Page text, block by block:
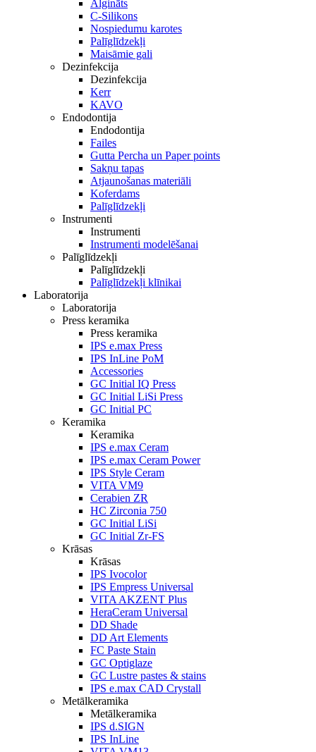
Algināts
C-Silikons
Nospiedumu karotes
Palīglīdzekļi
Maisāmie gali
Dezinfekcija
Dezinfekcija
Kerr
KAVO
Endodontija
Endodontija
Failes
Gutta Percha un Paper points
Sakņu tapas
Atjaunošanas materiāli
Koferdams
Palīglīdzekļi
Instrumenti
Instrumenti
Instrumenti modelēšanai
Palīglīdzekļi
Palīglīdzekļi
Palīglīdzekļi klīnikai
Laboratorija
Laboratorija
Press keramika
Press keramika
IPS e.max Press
IPS InLine PoM
Accessories
GC Initial IQ Press
GC Initial LiSi Press
GC Initial PC
Keramika
Keramika
IPS e.max Ceram
IPS e.max Ceram Power
IPS Style Ceram
VITA VM9
Cerabien ZR
HC Zirconia 750
GC Initial LiSi
GC Initial Zr-FS
Krāsas
Krāsas
IPS Ivocolor
IPS Empress Universal
VITA AKZENT Plus
HeraCeram Universal
DD Shade
DD Art Elements
FC Paste Stain
GC Optiglaze
GC Lustre pastes & stains
IPS e.max CAD Crystall
Metālkeramika
Metālkeramika
IPS d.SIGN
IPS InLine